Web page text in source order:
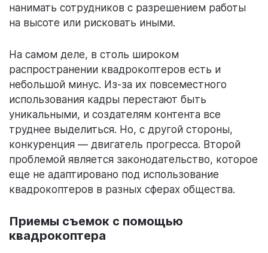
нанимать сотрудников с разрешением работы
на высоте или рисковать иными.
На самом деле, в столь широком
распространении квадрокоптеров есть и
небольшой минус. Из-за их повсеместного
использования кадры перестают быть
уникальными, и создателям контента все
труднее выделиться. Но, с другой стороны,
конкуренция — двигатель прогресса. Второй
проблемой является законодательство, которое
еще не адаптировано под использование
квадрокоптеров в разных сферах общества.
Приемы съемок с помощью
квадрокоптера